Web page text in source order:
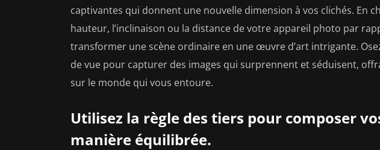
captivantes qui donnent une nouvelle dimension à vos clichés. En
hauteur, l’inclinaison ou la distance de votre appareil photo par
transformer une scène ordinaire en une œuvre d’art intrigante.
de vue pour capturer des images qui surprennent et séduisent,
sur le monde qui vous entoure.
Utilisez la règle des tiers pour composer
manière équilibrée.